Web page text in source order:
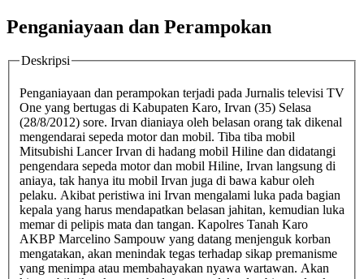
Penganiayaan dan Perampokan
Deskripsi
Penganiayaan dan perampokan terjadi pada Jurnalis televisi TV
One yang bertugas di Kabupaten Karo, Irvan (35) Selasa
(28/8/2012) sore. Irvan dianiaya oleh belasan orang tak dikenal
mengendarai sepeda motor dan mobil. Tiba tiba mobil
Mitsubishi Lancer Irvan di hadang mobil Hiline dan didatangi
pengendara sepeda motor dan mobil Hiline, Irvan langsung di
aniaya, tak hanya itu mobil Irvan juga di bawa kabur oleh
pelaku. Akibat peristiwa ini Irvan mengalami luka pada bagian
kepala yang harus mendapatkan belasan jahitan, kemudian luka
memar di pelipis mata dan tangan. Kapolres Tanah Karo
AKBP Marcelino Sampouw yang datang menjenguk korban
mengatakan, akan menindak tegas terhadap sikap premanisme
yang menimpa atau membahayakan nyawa wartawan. Akan